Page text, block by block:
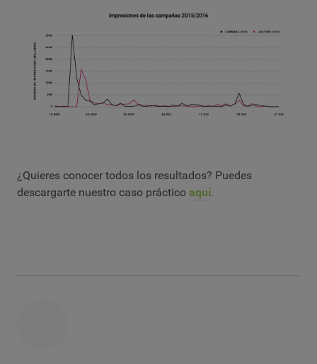
¿Quieres conocer todos los resultados? Puedes
descargarte nuestro caso práctico aquí.